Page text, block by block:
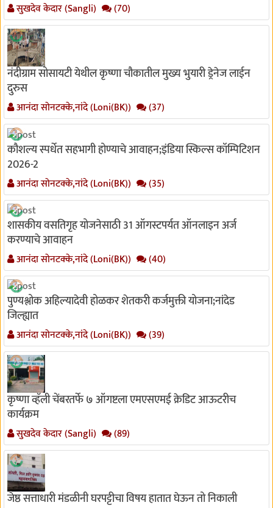
सुखदेव केदार (Sangli) (70)
नंदीग्राम सोसायटी येथील कृष्णा चौकातील मुख्य भुयारी ड्रेनेज लाईन
दुरुस
आनंदा सोनटक्के,नांदे (Loni(BK)) (37)
कौशल्य स्पर्धेत सहभागी होण्याचे आवाहन;इंडिया स्किल्स कॉम्पिटिशन
2026-2
आनंदा सोनटक्के,नांदे (Loni(BK)) (35)
शासकीय वसतिगृह योजनेसाठी 31 ऑगस्टपर्यत ऑनलाइन अर्ज
करण्याचे आवाहन
आनंदा सोनटक्के,नांदे (Loni(BK)) (40)
पुण्यश्लोक अहिल्यादेवी होळकर शेतकरी कर्जमुक्ती योजना;नांदेड
जिल्ह्यात
आनंदा सोनटक्के,नांदे (Loni(BK)) (39)
कृष्णा व्हॅली चेंबरतर्फे ७ ऑगष्टला एमएसएमई क्रेडिट आऊटरीच
कार्यक्रम
सुखदेव केदार (Sangli) (89)
जेष्ठ सत्ताधारी मंडळीनी घरपट्टीचा विषय हातात घेऊन तो निकाली